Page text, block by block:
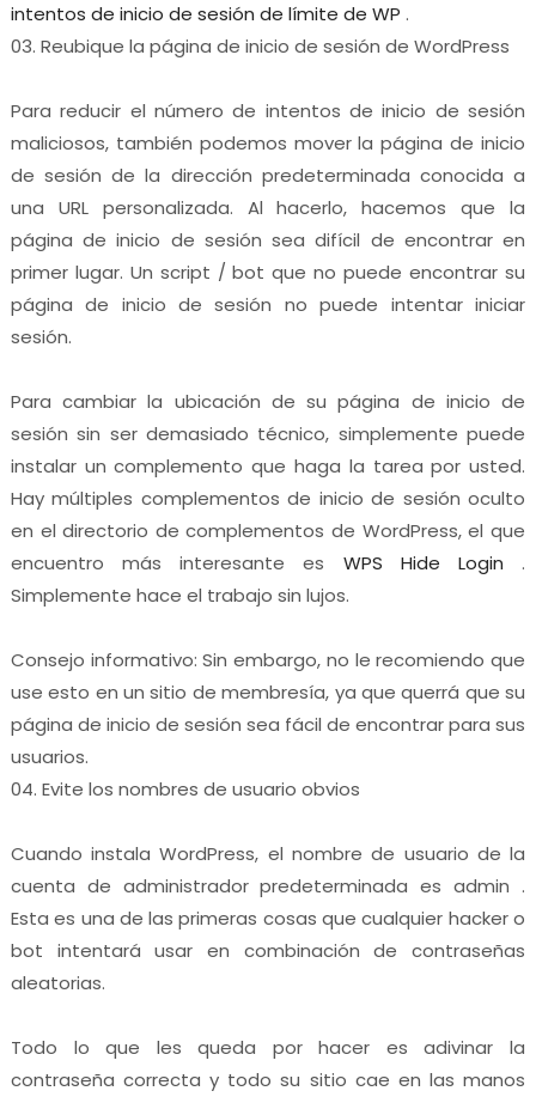
intentos de inicio de sesión de límite de WP .
03. Reubique la página de inicio de sesión de WordPress
Para reducir el número de intentos de inicio de sesión
maliciosos, también podemos mover la página de inicio
de sesión de la dirección predeterminada conocida a
una URL personalizada. Al hacerlo, hacemos que la
página de inicio de sesión sea difícil de encontrar en
primer lugar. Un script / bot que no puede encontrar su
página de inicio de sesión no puede intentar iniciar
sesión.
Para cambiar la ubicación de su página de inicio de
sesión sin ser demasiado técnico, simplemente puede
instalar un complemento que haga la tarea por usted.
Hay múltiples complementos de inicio de sesión oculto
en el directorio de complementos de WordPress, el que
encuentro más interesante es WPS Hide Login .
Simplemente hace el trabajo sin lujos.
Consejo informativo: Sin embargo, no le recomiendo que
use esto en un sitio de membresía, ya que querrá que su
página de inicio de sesión sea fácil de encontrar para sus
usuarios.
04. Evite los nombres de usuario obvios
Cuando instala WordPress, el nombre de usuario de la
cuenta de administrador predeterminada es admin .
Esta es una de las primeras cosas que cualquier hacker o
bot intentará usar en combinación de contraseñas
aleatorias.
Todo lo que les queda por hacer es adivinar la
contraseña correcta y todo su sitio cae en las manos